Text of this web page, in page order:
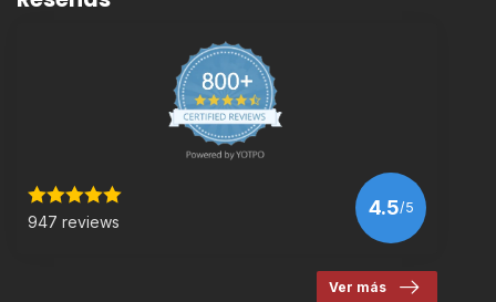
947 reviews
4.5/5
Ver más